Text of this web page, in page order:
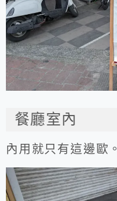
餐廳室內
內用就只有這邊歐。